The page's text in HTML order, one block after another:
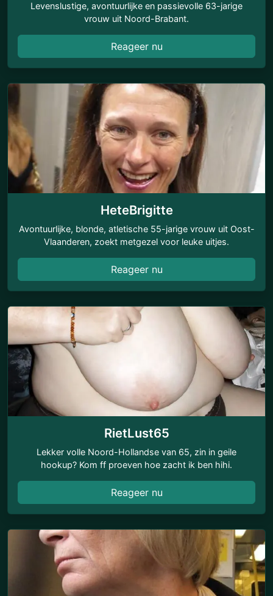
Levenslustige, avontuurlijke en passievolle 63-jarige
vrouw uit Noord-Brabant.
Reageer nu
HeteBrigitte
Avontuurlijke, blonde, atletische 55-jarige vrouw uit Oost-
Vlaanderen, zoekt metgezel voor leuke uitjes.
Reageer nu
RietLust65
Lekker volle Noord-Hollandse van 65, zin in geile
hookup? Kom ff proeven hoe zacht ik ben hihi.
Reageer nu